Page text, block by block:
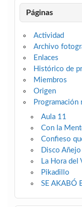
Páginas
Actividad
Archivo
Enlaces
Histórico de
Miembros
Origen
Programación
Aula 11
Con la
Confieso
Disco Añejo
La Hora del
Pikadillo
SE AKABÓ